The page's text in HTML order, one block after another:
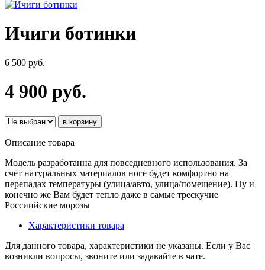
Ичиги ботинки
6 500 руб.
4 900 руб.
в корзину
Описание товара
Модель разработанна для повседневного использования. За
счёт натуральных материалов ноге будет комфортно на
перепадах температуры (улица/авто, улица/помещение). Ну и
конечно же Вам будет тепло даже в самые трескучие
Россиийские морозы
Характеристики товара
Для данного товара, характеристики не указаны. Если у Вас
возникли вопросы, звоните или задавайте в чате.